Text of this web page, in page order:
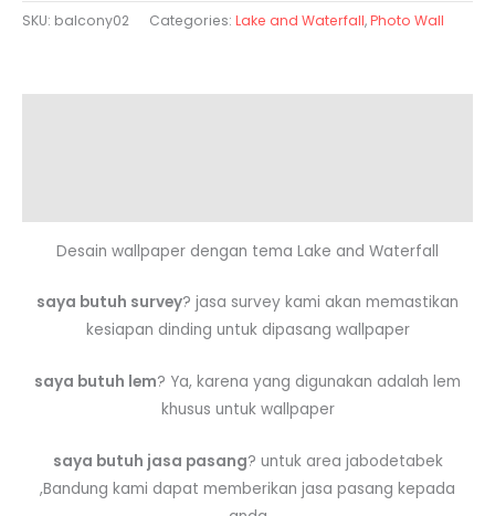
SKU: balcony02 Categories: Lake and Waterfall,Photo Wall
Desain wallpaper dengan tema Lake and Waterfall
saya butuh survey? jasa survey kami akan memastikan
kesiapan dinding untuk dipasang wallpaper
saya butuh lem? Ya, karena yang digunakan adalah lem
khusus untuk wallpaper
saya butuh jasa pasang? untuk area jabodetabek
,Bandung kami dapat memberikan jasa pasang kepada